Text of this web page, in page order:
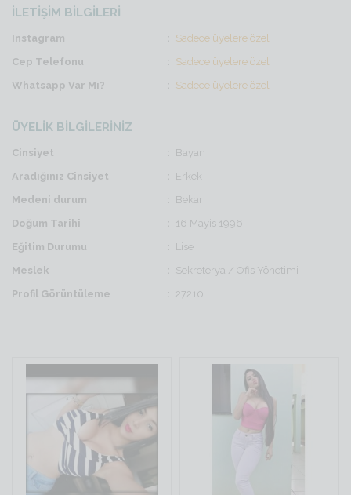
İLETİŞİM BİLGİLERİ
Instagram
Sadece üyelere özel
Cep Telefonu
Sadece üyelere özel
Whatsapp Var Mı?
Sadece üyelere özel
ÜYELİK BİLGİLERİNİZ
Cinsiyet
Bayan
Aradığınız Cinsiyet
Erkek
Medeni durum
Bekar
Doğum Tarihi
16 Mayis 1996
Eğitim Durumu
Lise
Meslek
Sekreterya / Ofis Yönetimi
Profil Görüntüleme
27210